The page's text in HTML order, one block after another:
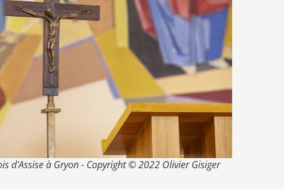
d'Assise à Gryon - Copyright © 2022 Olivier Gisiger